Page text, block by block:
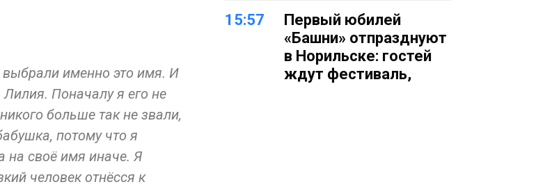
именно это имя. И
Поначалу я его не
больше так не звали,
потому что я
на своё имя иначе. Я
человек отнёсся к
15:57
Первый юбилей
«Башни» отпразднуют
в Норильске: гостей
ждут фестиваль,